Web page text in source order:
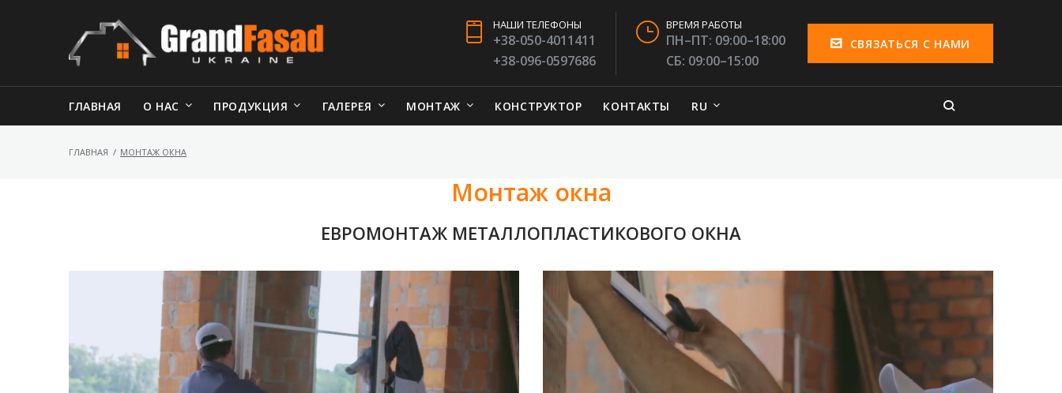
НАШИ ТЕЛЕФОНЫ
+38-050-4011411
+38-096-0597686
ВРЕМЯ РАБОТЫ
ПН–ПТ: 09:00–18:00
СБ: 09:00–15:00
СВЯЗАТЬСЯ С НАМИ
ГЛАВНАЯ О НАС ПРОДУКЦИЯ ГАЛЕРЕЯ МОНТАЖ КОНСТРУКТОР КОНТАКТЫ RU
ГЛАВНАЯ / МОНТАЖ ОКНА
Монтаж окна
ЕВРОМОНТАЖ МЕТАЛЛОПЛАСТИКОВОГО ОКНА